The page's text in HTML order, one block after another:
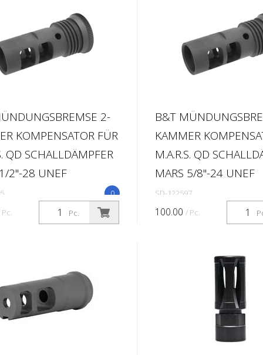
2-
KOMPENSATOR FÜR
QD SCHALLDÄMPFER
2"-28 UNEF
0
Pc.
B&T
KAMMER
M.A.R.S. QD
MARS 5/8"-24 UNEF
SD-122597
100.00 / Pc.